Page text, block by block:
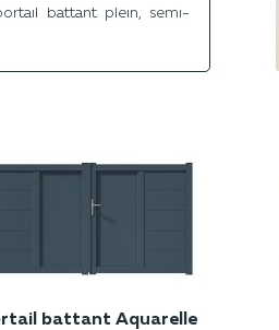
battant plein, semi-
battant Aquarelle